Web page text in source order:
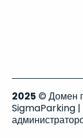
2025 © Домен
SigmaParking |